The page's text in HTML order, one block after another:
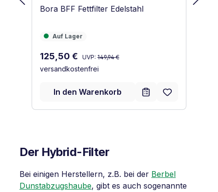
Bora BFF Fettfilter Edelstahl
Auf Lager
Auf Lager
Verkaufspreis:
125,50 € Regulärer Preis:
UVP: 149,94 €
versandkostenfrei
In den Warenkorb
Der Hybrid-Filter
Bei einigen Herstellern, z.B. bei der Berbel
Dunstabzugshaube, gibt es auch sogenannte